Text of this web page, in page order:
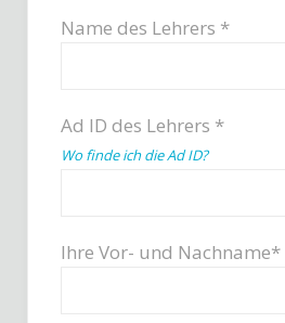
Name des Lehrers *
Ad ID des Lehrers *
Wo finde ich die Ad ID?
Ihre Vor- und Nachname*